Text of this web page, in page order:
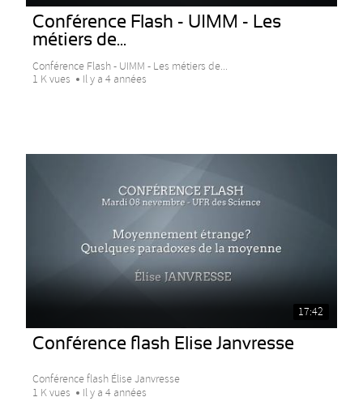
Conférence Flash - UIMM - Les
métiers de...
Conférence Flash - UIMM - Les métiers de...
1 K vues
Il y a 4 années
17:42
Conférence flash Elise Janvresse
Conférence flash Élise Janvresse
1 K vues
Il y a 4 années